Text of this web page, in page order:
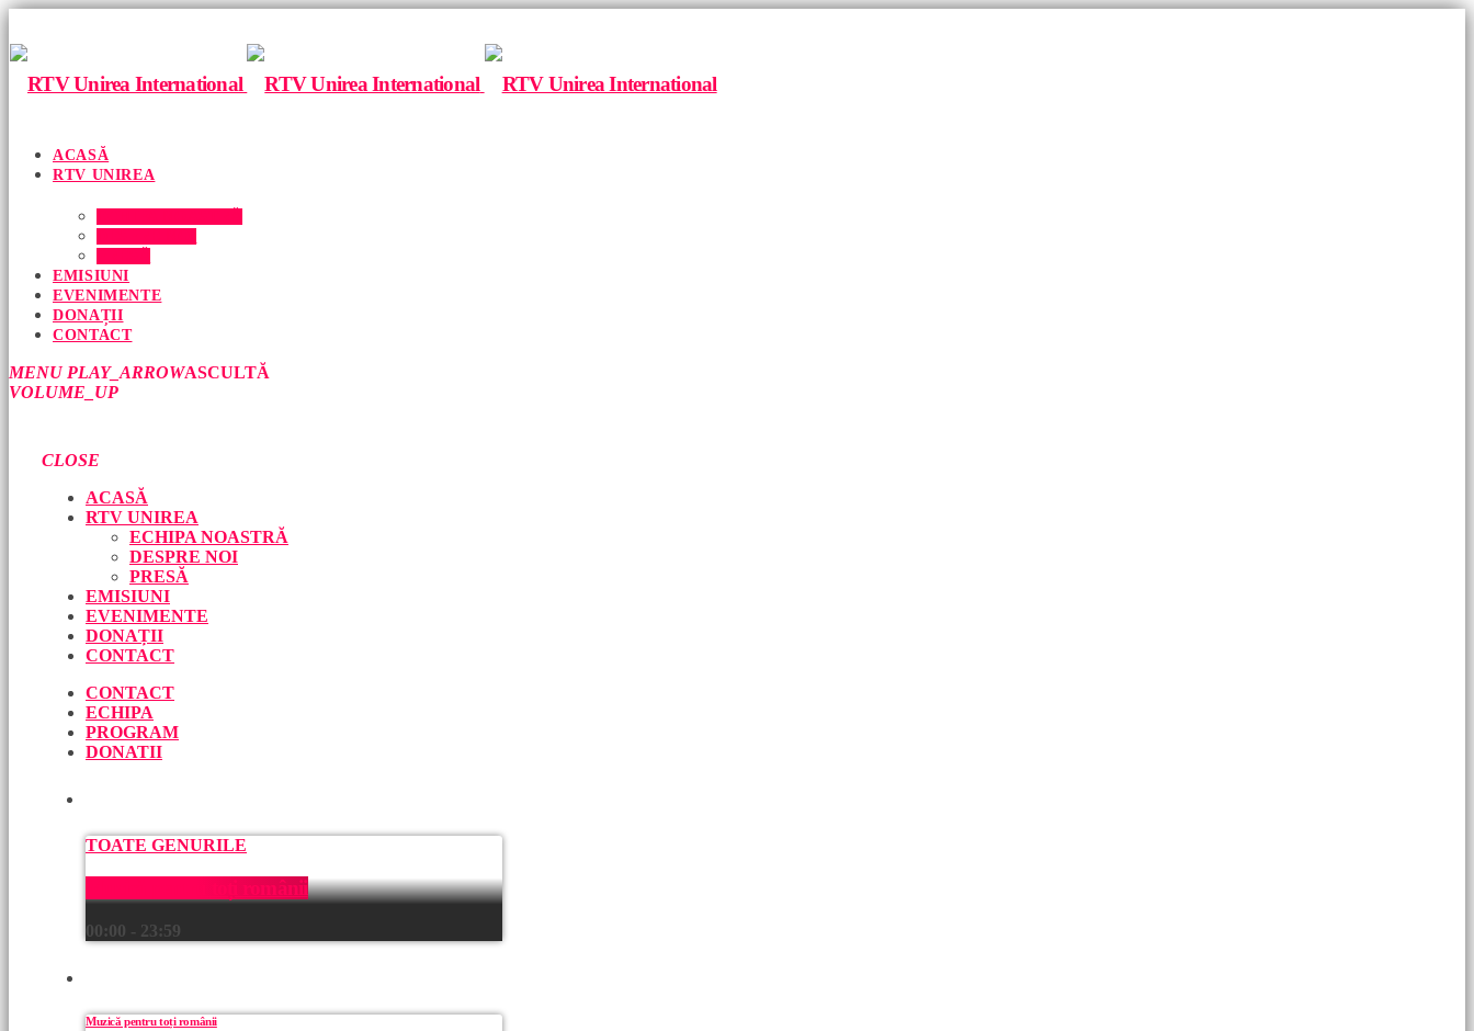
ACASĂ
RTV UNIREA
EMISIUNI
EVENIMENTE
DONAȚII
CONTACT
MENU PLAY_ARROWASCULTĂ
VOLUME_UP
CLOSE
ACASĂ
RTV UNIREA
ECHIPA NOASTRĂ
DESPRE NOI
PRESĂ
EMISIUNI
EVENIMENTE
DONAȚII
CONTACT
CONTACT
ECHIPA
PROGRAM
DONATII
TOATE GENURILE
Muzică pentru toți românii
00:00 - 23:59
Muzică pentru toți românii